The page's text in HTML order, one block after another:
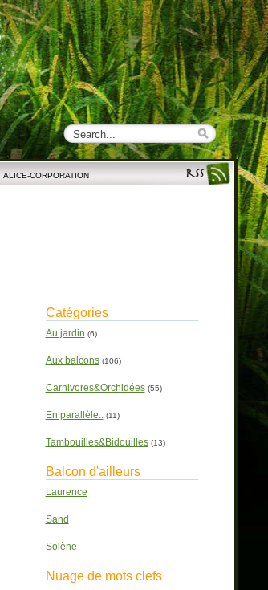
ALICE-CORPORATION
Catégories
Au jardin (6)
Aux balcons(106)
Carnivores&Orchidées(55)
En parallèle.. (11)
Tambouilles&Bidouilles(13)
Balcon d'ailleurs
Laurence
Sand
Solène
Nuage de mots clefs